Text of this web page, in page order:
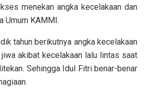
menekan angka kecelakaan dan
Umum KAMMI.
tahun berikutnya angka kecelakaan
akibat kecelakaan lalu lintas saat
Sehingga Idul Fitri benar-benar